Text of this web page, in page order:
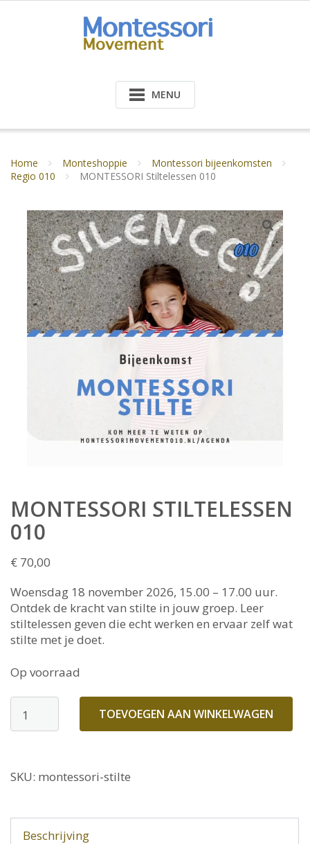
MENU
Home Monteshoppie
Montessori bijeenkomsten
Regio 010
MONTESSORI Stiltelessen 010
MONTESSORI STILTELESSEN
010
€ 70,00
Woensdag 18 november 2026, 15.00 – 17.00 uur.
Ontdek de kracht van stilte in jouw groep. Leer
stiltelessen geven die echt werken en ervaar zelf wat
stilte met je doet.
Op voorraad
Stiltelessen
TOEVOEGEN AAN WINKELWAGEN
SKU: montessori-stilte
Beschrijving